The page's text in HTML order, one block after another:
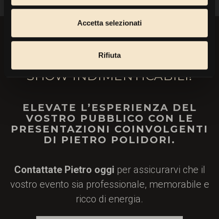
Accetta selezionati
Rifiuta
RENDETE I VOSTRI EVENTI O
SHOW INDIMENTICABILI!
ELEVATE L’ESPERIENZA DEL
VOSTRO PUBBLICO CON LE
PRESENTAZIONI COINVOLGENTI
DI PIETRO POLIDORI.
Contattate Pietro oggi per assicurarvi che il
vostro evento sia professionale, memorabile e
ricco di energia.